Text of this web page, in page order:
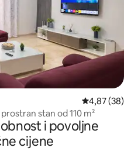
Prosječna
4,87 (38)
stan od 110 m²
i povoljne
cijene